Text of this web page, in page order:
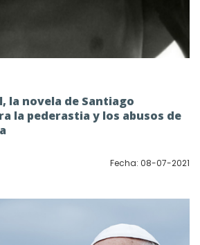
la novela de Santiago
la pederastia y los abusos de
Fecha: 08-07-2021